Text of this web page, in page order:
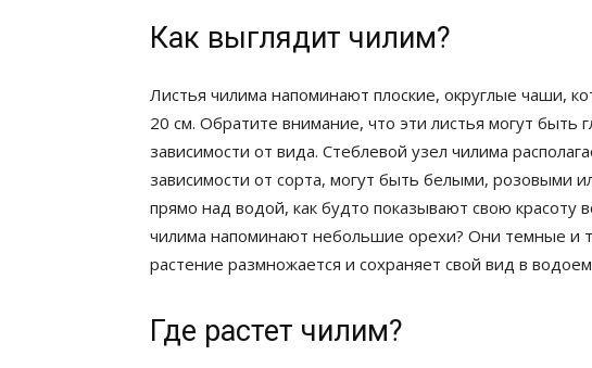
Как выглядит чилим?
Листья чилима напоминают плоские, округлые чаши,
20 см. Обратите внимание, что эти листья могут быть
зависимости от вида. Стеблевой узел чилима
зависимости от сорта, могут быть белыми, розовыми
прямо над водой, как будто показывают свою красоту
чилима напоминают небольшие орехи? Они темные и
растение размножается и сохраняет свой вид в
Где растет чилим?